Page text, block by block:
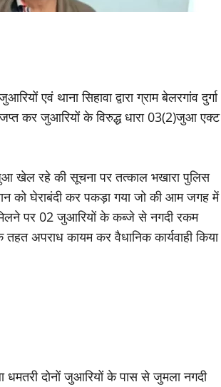
एवं थाना सिहावा द्वारा ग्राम बेलरगांव दुर्गा
कर जुआरियों के विरुद्ध धारा 03(2)जुआ एक्ट
जुआ खेल रहे की सूचना पर तत्काल भखारा पुलिस
को घेराबंदी कर पकड़ा गया जो की आम जगह में
पर 02 जुआरियों के कब्जे से नगदी रकम
अपराध कायम कर वैधानिक कार्यवाही किया
धमतरी दोनों जुआरियों के पास से जुमला नगदी